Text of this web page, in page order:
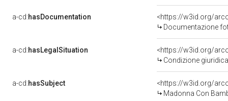
a-cd:hasDocumentation
Documentazione
a-cd:hasLegalSituation
Condizione
a-cd:hasSubject
<https://w3id.org/
Madonna Con